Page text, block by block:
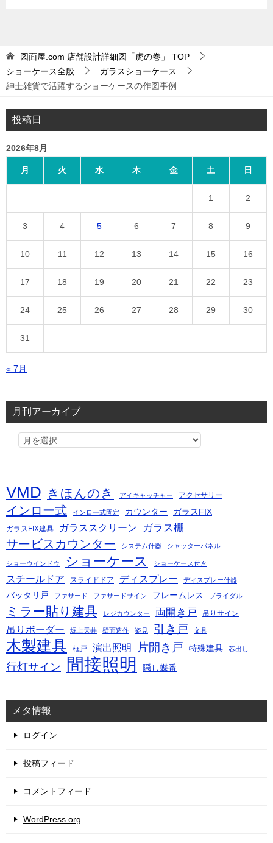
図面屋.com 店舗設計詳細図「虎の巻」
TOP
ショーケース全般
ガラスショーケース
紳士雑貨で活躍するショーケースの作図事例
投稿日
2026年8月
月 火 水 木 金 土 日
1 2
3 4 5 6 7 8 9
10 11 12 13 14 15 16
17 18 19 20 21 22 23
24 25 26 27 28 29 30
31
« 7月
月刊アーカイブ
VMD きほんのき アイキャッチャー アクセサリー
インロー式 インロー式固定 カウンター ガラスFIX
ガラスFIX建具 ガラススクリーン ガラス棚
サービスカウンター システム什器 シャッターパネル
ショーウインドウ ショーケース ショーケース付き
スチールドア スライドドア ディスプレー ディスプレー什器
バッタリ戸 ファサード ファサードサイン フレームレス ブライダル
ミラー貼り建具 レジカウンター 両開き戸 吊りサイン
吊りボーダー 堀上天井 壁面造作 姿見 引き戸 文具
木製建具 框戸 演出照明 片開き戸 特殊建具 芯出し
行灯サイン 間接照明 隠し蝶番
メタ情報
ログイン
投稿フィード
コメントフィード
WordPress.org